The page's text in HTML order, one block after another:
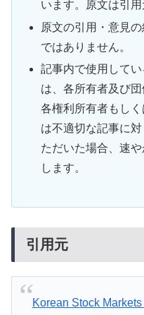
います。原文は引用
原文の引用・意見
ではありません。
記事内で使用して
は、各所有者及び団
各権利所有者もし
は不適切な記事に
ただいた場合、速
します。
引用元
Korean Stock